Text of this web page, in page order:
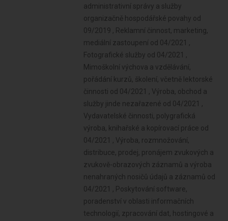
administrativní správy a služby
organizačně hospodářské povahy od
09/2019 , Reklamní činnost, marketing,
mediální zastoupení od 04/2021 ,
Fotografické služby od 04/2021 ,
Mimoškolní výchova a vzdělávání,
pořádání kurzů, školení, včetně lektorské
činnosti od 04/2021 , Výroba, obchod a
služby jinde nezařazené od 04/2021 ,
Vydavatelské činnosti, polygrafická
výroba, knihařské a kopírovací práce od
04/2021 , Výroba, rozmnožování,
distribuce, prodej, pronájem zvukových a
zvukově-obrazových záznamů a výroba
nenahraných nosičů údajů a záznamů od
04/2021 , Poskytování software,
poradenství v oblasti informačních
technologií, zpracování dat, hostingové a